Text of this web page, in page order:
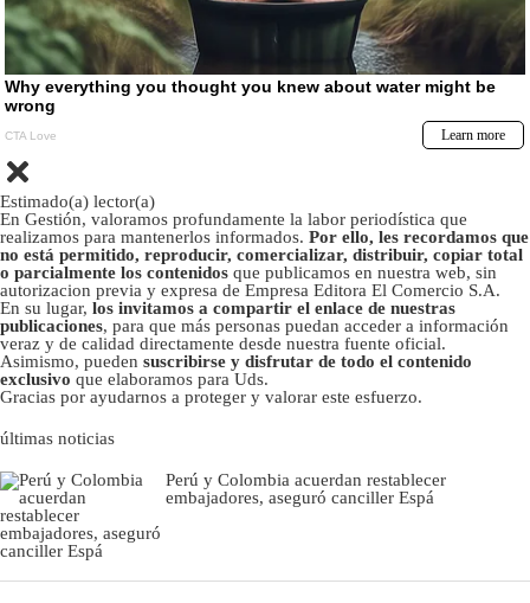
Estimado(a) lector(a)
En Gestión, valoramos profundamente la labor periodística que
realizamos para mantenerlos informados. Por ello, les recordamos que
no está permitido, reproducir, comercializar, distribuir, copiar total
o parcialmente los contenidos que publicamos en nuestra web, sin
autorizacion previa y expresa de Empresa Editora El Comercio S.A.
En su lugar, los invitamos a compartir el enlace de nuestras
publicaciones, para que más personas puedan acceder a información
veraz y de calidad directamente desde nuestra fuente oficial.
Asimismo, pueden suscribirse y disfrutar de todo el contenido
exclusivo que elaboramos para Uds.
Gracias por ayudarnos a proteger y valorar este esfuerzo.
últimas noticias
Perú y Colombia acuerdan restablecer
embajadores, aseguró canciller Espá